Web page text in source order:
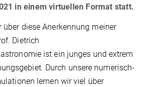
in einem virtuellen Format statt.
über diese Anerkennung meiner
Dietrich
ist ein junges und extrem
Durch unsere numerisch-
lernen wir viel über